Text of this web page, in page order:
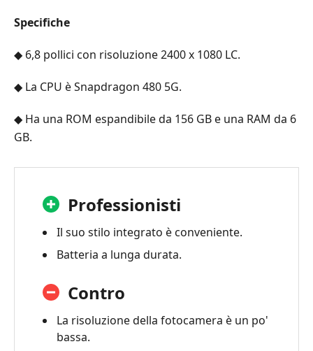
Specifiche
◆ 6,8 pollici con risoluzione 2400 x 1080 LC.
◆ La CPU è Snapdragon 480 5G.
◆ Ha una ROM espandibile da 156 GB e una RAM da 6
GB.
Professionisti
Il suo stilo integrato è conveniente.
Batteria a lunga durata.
Contro
La risoluzione della fotocamera è un po'
bassa.